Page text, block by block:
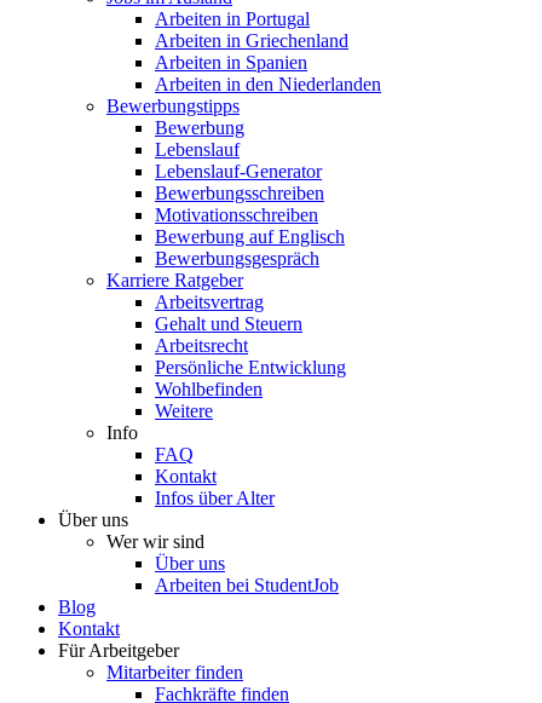
Arbeiten in Portugal
Arbeiten in Griechenland
Arbeiten in Spanien
Arbeiten in den Niederlanden
Bewerbungstipps
Bewerbung
Lebenslauf
Lebenslauf-Generator
Bewerbungsschreiben
Motivationsschreiben
Bewerbung auf Englisch
Bewerbungsgespräch
Karriere Ratgeber
Arbeitsvertrag
Gehalt und Steuern
Arbeitsrecht
Persönliche Entwicklung
Wohlbefinden
Weitere
Info
FAQ
Kontakt
Infos über Alter
Über uns
Wer wir sind
Über uns
Arbeiten bei StudentJob
Blog
Kontakt
Für Arbeitgeber
Mitarbeiter finden
Fachkräfte finden